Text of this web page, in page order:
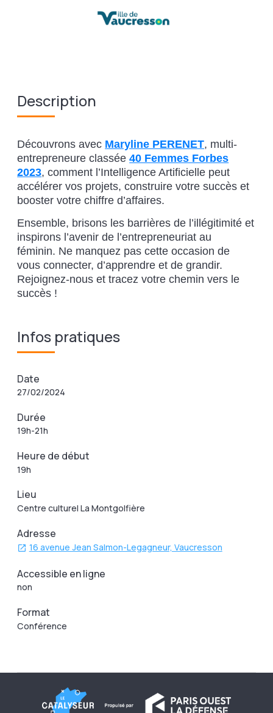
Description
Découvrons avec Maryline PERENET, multi-
entrepreneure classée40 Femmes Forbes
2023, comment l’Intelligence Artificielle peut
accélérer vos projets, construire votre succès et
booster votre chiffre d’affaires.
Ensemble, brisons les barrières de l’illégitimité et
inspirons l’avenir de l’entrepreneuriat au
féminin. Ne manquez pas cette occasion de
vous connecter, d’apprendre et de grandir.
Rejoignez-nous et tracez votre chemin vers le
succès !
Infos pratiques
Date
27/02/2024
Durée
19h-21h
Heure de début
19h
Lieu
Centre culturel La Montgolfière
Adresse
16 avenue Jean Salmon-Legagneur, Vaucresson
Accessible en ligne
non
Format
Conférence